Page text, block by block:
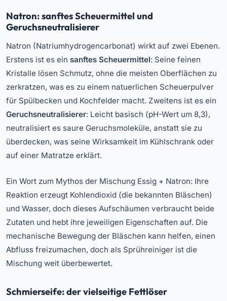
Natron: sanftes Scheuermittel und
Geruchsneutralisierer
Natron (Natriumhydrogencarbonat) wirkt auf zwei Ebenen.
Erstens ist es ein sanftes Scheuermittel: Seine feinen
Kristalle lösen Schmutz, ohne die meisten Oberflächen zu
zerkratzen, was es zu einem natuerlichen Scheuerpulver
für Spülbecken und Kochfelder macht. Zweitens ist es ein
Geruchsneutralisierer: Leicht basisch (pH-Wert um 8,3),
neutralisiert es saure Geruchsmoleküle, anstatt sie zu
überdecken, was seine Wirksamkeit im Kühlschrank oder
auf einer Matratze erklärt.
Ein Wort zum Mythos der Mischung Essig + Natron: Ihre
Reaktion erzeugt Kohlendioxid (die bekannten Bläschen)
und Wasser, doch dieses Aufschäumen verbraucht beide
Zutaten und hebt ihre jeweiligen Eigenschaften auf. Die
mechanische Bewegung der Bläschen kann helfen, einen
Abfluss freizumachen, doch als Sprühreiniger ist die
Mischung weit überbewertet.
Schmierseife: der vielseitige Fettlöser